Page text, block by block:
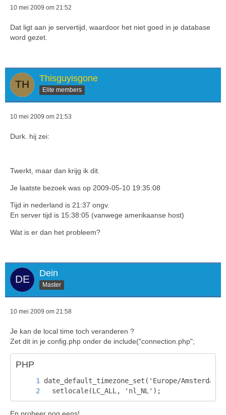
10 mei 2009 om 21:52
Dat ligt aan je servertijd, waardoor het niet goed in je database
word gezet.
Thisguyisgone
Elite members
10 mei 2009 om 21:53
Durk. hij zei:
Twerkt, maar dan krijg ik dit.
Je laatste bezoek was op 2009-05-10 19:35:08
Tijd in nederland is 21:37 ongv.
En server tijd is 15:38:05 (vanwege amerikaanse host)
Wat is er dan het probleem?
Dein
Master
10 mei 2009 om 21:58
Je kan de local time toch veranderen ?
Zet dit in je config.php onder de include("connection.php";
PHP
  setlocale(LC_ALL, 'nl_NL');